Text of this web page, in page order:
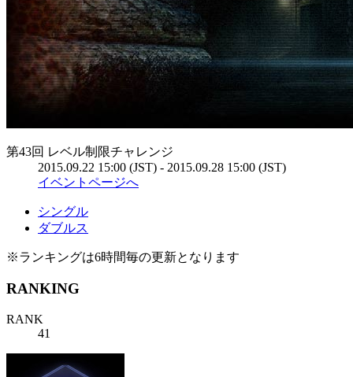
第43回 レベル制限チャレンジ
2015.09.22 15:00 (JST) - 2015.09.28 15:00 (JST)
イベントページへ
シングル
ダブルス
※ランキングは6時間毎の更新となります
RANKING
RANK
41